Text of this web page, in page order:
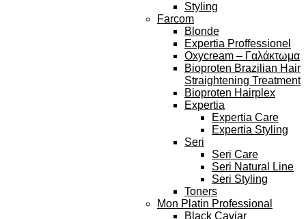
Styling
Farcom
Blonde
Expertia Proffessionel
Oxycream – Γαλάκτωμα
Bioproten Brazilian Hair
Straightening Treatment
Bioproten Hairplex
Expertia
Expertia Care
Expertia Styling
Seri
Seri Care
Seri Natural Line
Seri Styling
Toners
Mon Platin Professional
Black Caviar